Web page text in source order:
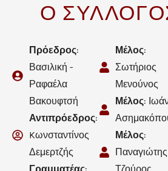
Ο
Πρόεδρος:
Βασιλική -
Ραφαέλα
Βακουφτσή
Αντιπρόεδρος:
Kωνσταντίνος
Δεμερτζής
Μέλος:
Σωτήριος
Μενούνος
Μέλος:
Μέλος:
Παναγιώτης